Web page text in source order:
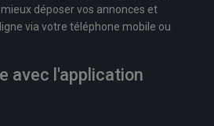
déposer vos annonces et
via votre téléphone mobile ou
avec l'application